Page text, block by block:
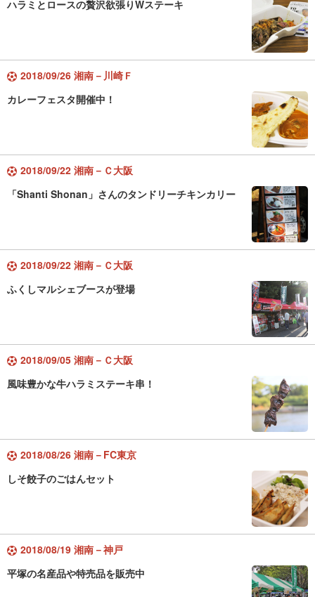
ハラミとロースの贅沢欲張りWステーキ
2018/09/26 湘南－川崎Ｆ
カレーフェスタ開催中！
2018/09/22 湘南－Ｃ大阪
「Shanti Shonan」さんのタンドリーチキンカリー
2018/09/22 湘南－Ｃ大阪
ふくしマルシェブースが登場
2018/09/05 湘南－Ｃ大阪
風味豊かな牛ハラミステーキ串！
2018/08/26 湘南－FC東京
しそ餃子のごはんセット
2018/08/19 湘南－神戸
平塚の名産品や特売品を販売中